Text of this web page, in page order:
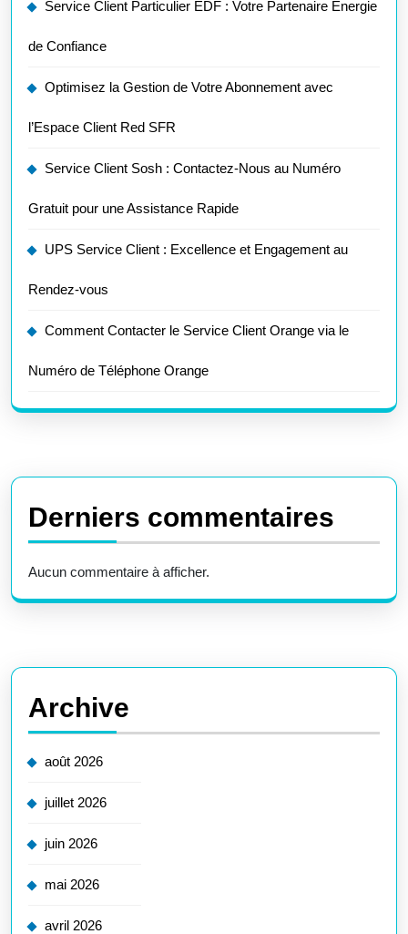
Service Client Particulier EDF : Votre Partenaire Énergie
de Confiance
Optimisez la Gestion de Votre Abonnement avec
l’Espace Client Red SFR
Service Client Sosh : Contactez-Nous au Numéro
Gratuit pour une Assistance Rapide
UPS Service Client : Excellence et Engagement au
Rendez-vous
Comment Contacter le Service Client Orange via le
Numéro de Téléphone Orange
Derniers commentaires
Aucun commentaire à afficher.
Archive
août 2026
juillet 2026
juin 2026
mai 2026
avril 2026